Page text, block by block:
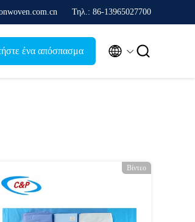
Τηλ.: 86-13965027700
ένα απόσπασμα  
Βίντεο